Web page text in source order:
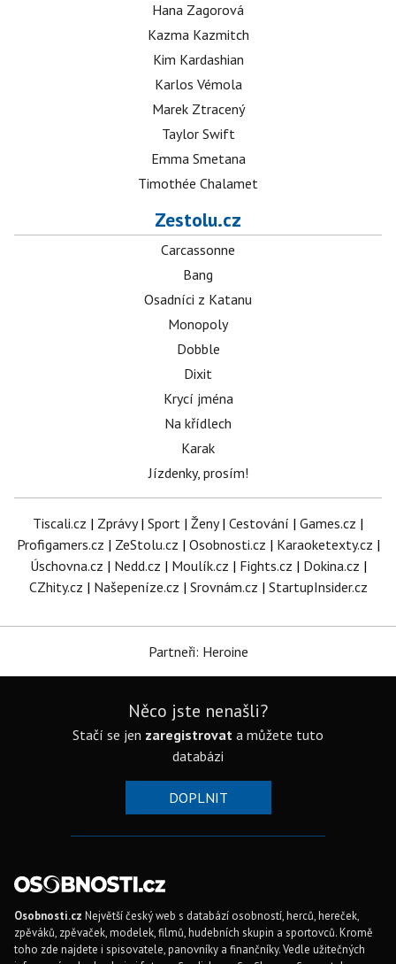
Hana Zagorová
Kazma Kazmitch
Kim Kardashian
Karlos Vémola
Marek Ztracený
Taylor Swift
Emma Smetana
Timothée Chalamet
Zestolu.cz
Carcassonne
Bang
Osadníci z Katanu
Monopoly
Dobble
Dixit
Krycí jména
Na křídlech
Karak
Jízdenky, prosím!
Tiscali.cz | Zprávy| Sport | Ženy| Cestování | Games.cz |
Profigamers.cz | ZeStolu.cz | Osobnosti.cz | Karaoketexty.cz |
Úschovna.cz | Nedd.cz | Moulík.cz | Fights.cz | Dokina.cz |
CZhity.cz | Našepeníze.cz | Srovnám.cz | StartupInsider.cz
Partneři: Heroine
Něco jste nenašli?
Stačí se jen zaregistrovat a můžete tuto
databázi
DOPLNIT
Osobnosti.cz Největší český web s databází osobností, herců, hereček,
zpěváků, zpěvaček, modelek, filmů, hudebních skupin a sportovců. Kromě
toho zde najdete i spisovatele, panovníky a finančníky. Vedle užitečných